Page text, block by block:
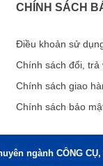
CHÍNH SÁCH
Điều khoản sử
Chính sách đổi, trả
Chính sách giao
Chính sách bảo
ngành CÔNG